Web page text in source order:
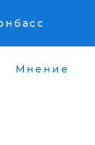
Мнение